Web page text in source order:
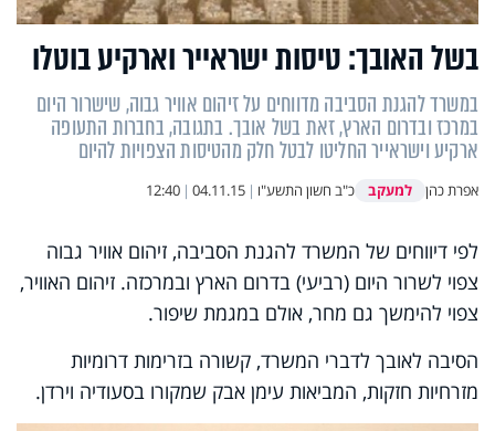
בשל האובך: טיסות ישראייר וארקיע בוטלו
במשרד להגנת הסביבה מדווחים על זיהום אוויר גבוה, שישרור היום
במרכז ובדרום הארץ, זאת בשל אובך. בתגובה, בחברות התעופה
ארקיע וישראייר החליטו לבטל חלק מהטיסות הצפויות להיום
אפרת כהן למעקב כ"ב חשון התשע"ו |
04.11.15
|
12:40
לפי דיווחים של המשרד להגנת הסביבה, זיהום אוויר גבוה
צפוי לשרור היום (רביעי) בדרום הארץ ובמרכזה. זיהום האוויר,
צפוי להימשך גם מחר, אולם במגמת שיפור.
הסיבה לאובך לדברי המשרד, קשורה בזרימות דרומיות
מזרחיות חזקות, המביאות עימן אבק שמקורו בסעודיה וירדן.